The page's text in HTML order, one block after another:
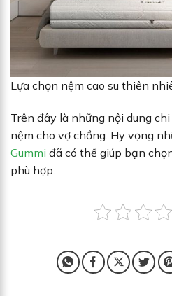
Lựa chọn nệm cao su thiên
Trên đây là những nội dung
nệm cho vợ chồng. Hy vọng
Gummi đã có thể giúp bạn
phù hợp.